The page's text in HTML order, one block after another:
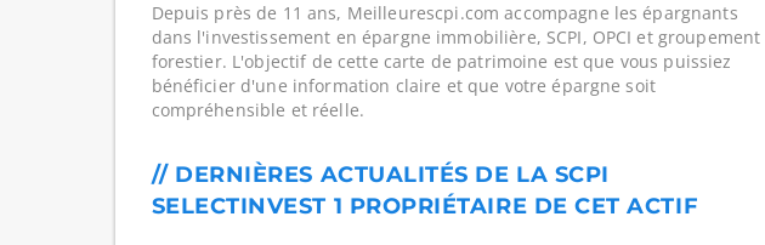
Depuis près de 11 ans, Meilleurescpi.com accompagne les épargnants
dans l'investissement en épargne immobilière, SCPI, OPCI et groupement
forestier. L'objectif de cette carte de patrimoine est que vous puissiez
bénéficier d'une information claire et que votre épargne soit
compréhensible et réelle.
// DERNIÈRES ACTUALITÉS DE LA SCPI
SELECTINVEST 1 PROPRIÉTAIRE DE CET ACTIF